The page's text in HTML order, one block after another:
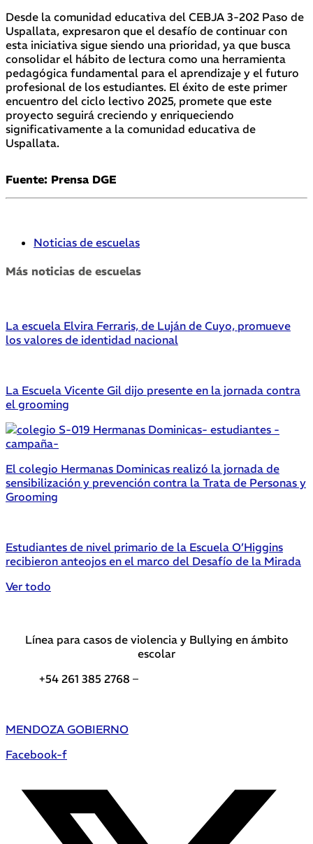
Desde la comunidad educativa del CEBJA 3-202 Paso de
Uspallata, expresaron que el desafío de continuar con
esta iniciativa sigue siendo una prioridad, ya que busca
consolidar el hábito de lectura como una herramienta
pedagógica fundamental para el aprendizaje y el futuro
profesional de los estudiantes. El éxito de este primer
encuentro del ciclo lectivo 2025, promete que este
proyecto seguirá creciendo y enriqueciendo
significativamente a la comunidad educativa de
Uspallata.
Fuente: Prensa DGE
Noticias de escuelas
Más noticias de escuelas
La escuela Elvira Ferraris, de Luján de Cuyo, promueve
los valores de identidad nacional
La Escuela Vicente Gil dijo presente en la jornada contra
el grooming
El colegio Hermanas Dominicas realizó la jornada de
sensibilización y prevención contra la Trata de Personas y
Grooming
Estudiantes de nivel primario de la Escuela O’Higgins
recibieron anteojos en el marco del Desafío de la Mirada
Ver todo
Línea para casos de violencia y Bullying en ámbito
escolar
+54 261 385 2768 –
MENDOZA GOBIERNO
Facebook-f